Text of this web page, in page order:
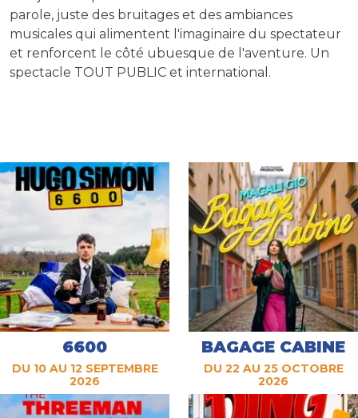
parole, juste des bruitages et des ambiances
musicales qui alimentent l'imaginaire du spectateur
et renforcent le côté ubuesque de l'aventure. Un
spectacle TOUT PUBLIC et international.
6600
DU 10 AU 12 SEPTEMBRE
2026
BAGAGE CABINE
DU 22 AU 25 OCTOBRE
2026